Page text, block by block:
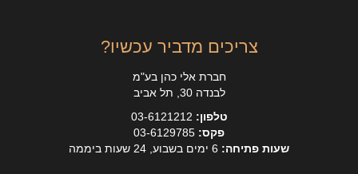
צריכים מדביר עכשיו?
חברת אלי כהן בע"מ
לבנדה 30, תל אביב
טלפון:
פקס:
שעות פתיחה: